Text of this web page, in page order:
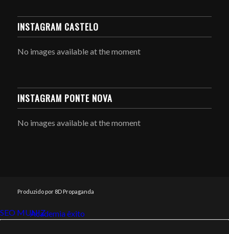
INSTAGRAM CASTELO
No images available at the moment
INSTAGRAM PONTE NOVA
No images available at the moment
Produzido por 8D Propaganda
SEO MUNIZ
Link112Academia êxito